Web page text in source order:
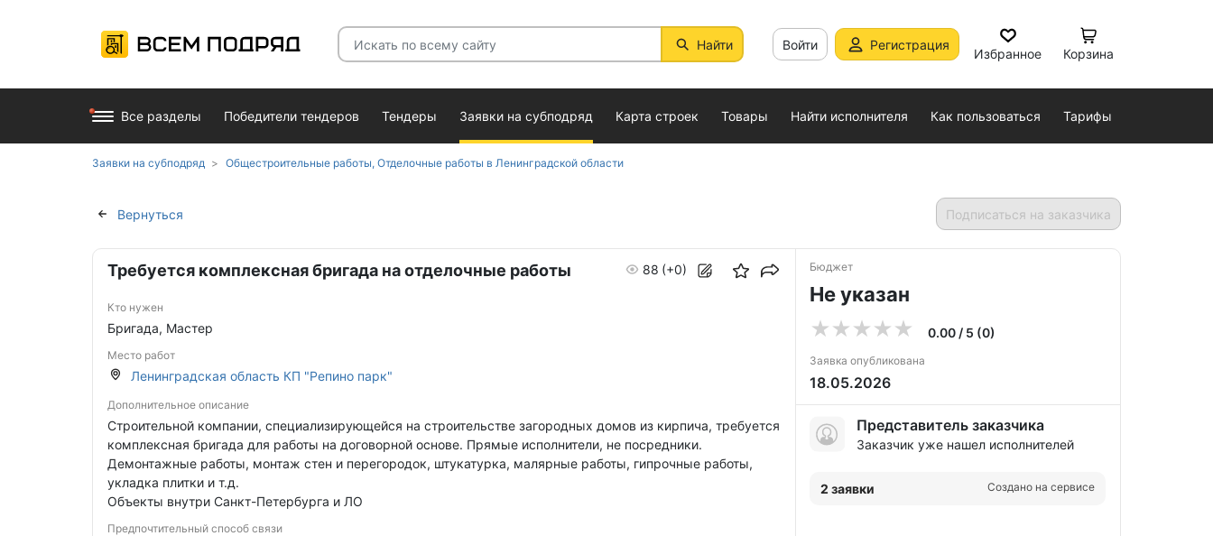
Найти Войти Регистрация
Избранное Корзина
Все разделы Победители тендеров Тендеры Заявки на субподряд Карта строек Товары Найти исполнителя Как пользоваться Тарифы
Заявки на субподряд Общестроительные работы, Отделочные работы в Ленинградской области
Вернуться Подписаться на заказчика
Требуется комплексная бригада на отделочные работы 88 (+0)
Кто нужен
Бригада, Мастер
Место работ
Ленинградская область КП "Репино парк"
Дополнительное описание
Строительной компании, специализирующейся на строительстве загородных домов из кирпича, требуется
комплексная бригада для работы на договорной основе. Прямые исполнители, не посредники.
Демонтажные работы, монтаж стен и перегородок, штукатурка, малярные работы, гипрочные работы,
укладка плитки и т.д.
Объекты внутри Санкт-Петербурга и ЛО
Предпочтительный способ связи
Бюджет
Не указан
0.00 / 5 (0)
Заявка опубликована
18.05.2026
Представитель заказчика
Заказчик уже нашел исполнителей
2 заявки Создано на сервисе